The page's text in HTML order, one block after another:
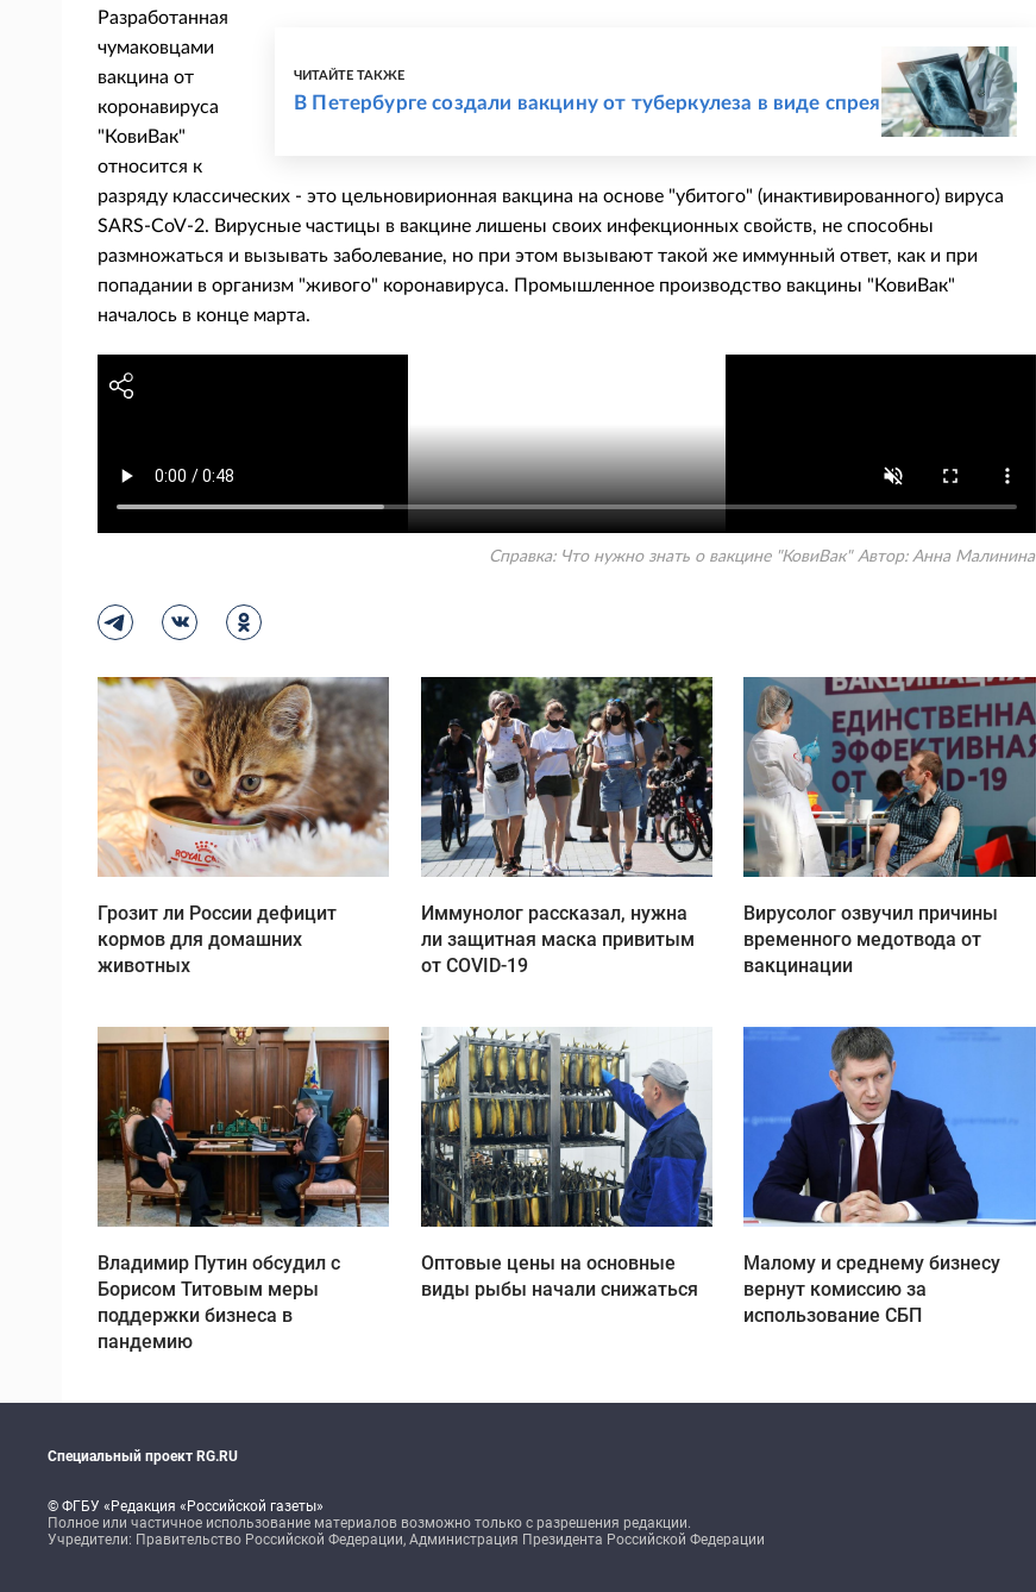
ЧИТАЙТЕ ТАКЖЕ
В Петербурге создали вакцину от туберкулеза в виде спрея
Разработанная
чумаковцами
вакцина от
коронавируса
"КовиВак"
относится к
разряду классических - это цельновирионная вакцина на основе "убитого" (инактивированного) вируса
SARS-CoV-2. Вирусные частицы в вакцине лишены своих инфекционных свойств, не способны
размножаться и вызывать заболевание, но при этом вызывают такой же иммунный ответ, как и при
попадании в организм "живого" коронавируса. Промышленное производство вакцины "КовиВак"
началось в конце марта.
Справка: Что нужно знать о вакцине "КовиВак" Автор: Анна Малинина
Грозит ли России дефицит
кормов для домашних
животных
Иммунолог рассказал, нужна
ли защитная маска привитым
от COVID-19
Вирусолог озвучил причины
временного медотвода от
вакцинации
Владимир Путин обсудил с
Борисом Титовым меры
поддержки бизнеса в
пандемию
Оптовые цены на основные
виды рыбы начали снижаться
Малому и среднему бизнесу
вернут комиссию за
использование СБП
Специальный проект RG.RU
© ФГБУ «Редакция «Российской газеты»
Полное или частичное использование материалов возможно только с разрешения редакции.
Учредители: Правительство Российской Федерации, Администрация Президента Российской Федерации